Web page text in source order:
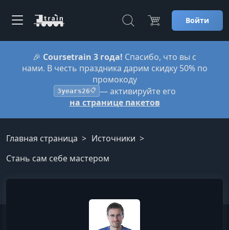
Войти
🎉 Coursetrain 3 года! Спасибо, что вы с
нами. В честь праздника дарим скидку 50% по
промокоду
3years26📋 — активируйте его
на странице пакетов
Главная страница
Источники
Стань сам себе мастером